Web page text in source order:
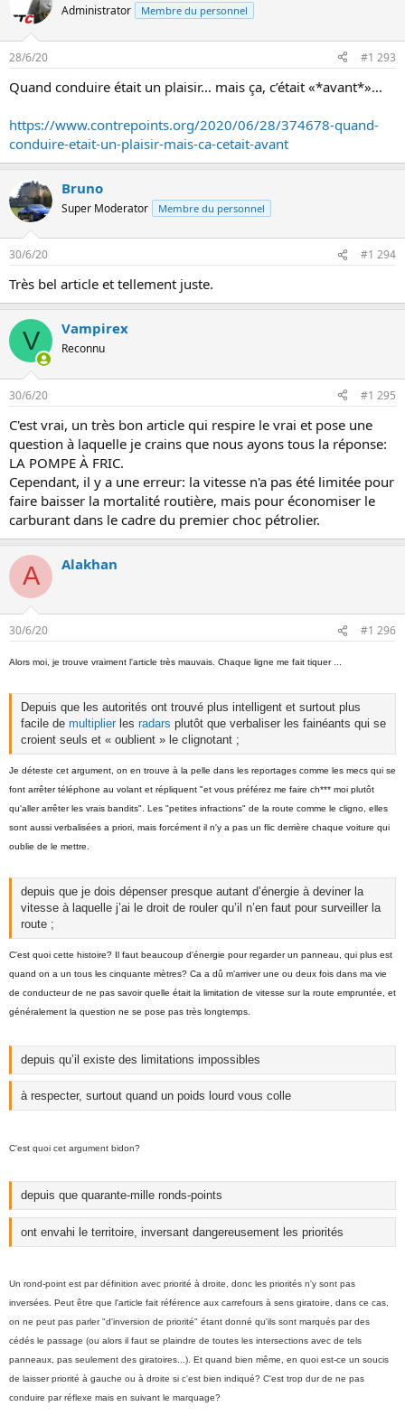
Administrator Membre du personnel
28/6/20 #1 293
Quand conduire était un plaisir… mais ça, c’était «*avant*»…
https://www.contrepoints.org/2020/06/28/374678-quand-
conduire-etait-un-plaisir-mais-ca-cetait-avant
Bruno
Super Moderator Membre du personnel
30/6/20 #1 294
Très bel article et tellement juste.
V Vampirex
Reconnu
30/6/20 #1 295
C'est vrai, un très bon article qui respire le vrai et pose une
question à laquelle je crains que nous ayons tous la réponse:
LA POMPE À FRIC.
Cependant, il y a une erreur: la vitesse n'a pas été limitée pour
faire baisser la mortalité routière, mais pour économiser le
carburant dans le cadre du premier choc pétrolier.
A Alakhan
30/6/20 #1 296
Alors moi, je trouve vraiment l'article très mauvais. Chaque ligne me fait tiquer ...
Depuis que les autorités ont trouvé plus intelligent et surtout plus
facile de multiplier les radars plutôt que verbaliser les fainéants qui se
croient seuls et « oublient » le clignotant ;
Je déteste cet argument, on en trouve à la pelle dans les reportages comme les mecs qui se
font arrêter téléphone au volant et répliquent "et vous préférez me faire ch*** moi plutôt
qu'aller arrêter les vrais bandits". Les "petites infractions" de la route comme le cligno, elles
sont aussi verbalisées a priori, mais forcément il n'y a pas un flic derrière chaque voiture qui
oublie de le mettre.
depuis que je dois dépenser presque autant d’énergie à deviner la
vitesse à laquelle j’ai le droit de rouler qu’il n’en faut pour surveiller la
route ;
C'est quoi cette histoire? Il faut beaucoup d'énergie pour regarder un panneau, qui plus est
quand on a un tous les cinquante mètres? Ca a dû m'arriver une ou deux fois dans ma vie
de conducteur de ne pas savoir quelle était la limitation de vitesse sur la route empruntée, et
généralement la question ne se pose pas très longtemps.
depuis qu’il existe des limitations impossibles
à respecter, surtout quand un poids lourd vous colle
C'est quoi cet argument bidon?
depuis que quarante-mille ronds-points
ont envahi le territoire, inversant dangereusement les priorités
Un rond-point est par définition avec priorité à droite, donc les priorités n'y sont pas
inversées. Peut être que l'article fait référence aux carrefours à sens giratoire, dans ce cas,
on ne peut pas parler "d'inversion de priorité" étant donné qu'ils sont marqués par des
cédés le passage (ou alors il faut se plaindre de toutes les intersections avec de tels
panneaux, pas seulement des giratoires...). Et quand bien même, en quoi est-ce un soucis
de laisser priorité à gauche ou à droite si c'est bien indiqué? C'est trop dur de ne pas
conduire par réflexe mais en suivant le marquage?